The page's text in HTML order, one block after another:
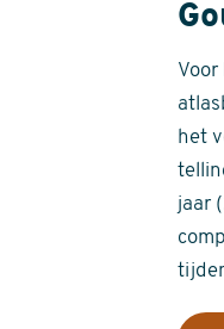
het
jaar